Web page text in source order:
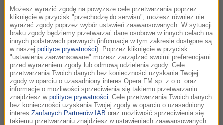
Abel Korzeniowski – jeden z gości specjalnych Wielkiej Gali
Muzyki Filmowej.
posłuchaj
Możesz wyrazić zgodę na powyższe cele przetwarzania poprzez
kliknięcie w przycisk "przechodzę do serwisu", możesz również nie
wyrażać zgody poprzez wybór ustawień zaawansowanych. W sytuacji
braku zgody będziemy przetwarzać dane osobowe w innych celach na
innych podstawach prawnych (informacje w tym zakresie dostępne są
w naszej polityce prywatności). Poprzez kliknięcie w przycisk
"ustawienia zaawansowane" możesz zarządzać swoimi preferencjami
przed wyrażeniem zgody lub odmową udzielenia zgody. Cele
przetwarzania Twoich danych bez konieczności uzyskania Twojej
zgody w oparciu o uzasadniony interes Opera FM sp. z o.o. oraz
informacje o możliwości sprzeciwienia się takiemu przetwarzaniu
znajdziesz w polityce prywatności . Cele przetwarzania Twoich danych
bez konieczności uzyskania Twojej zgody w oparciu o uzasadniony
interes Zaufanych Partnerów IAB oraz możliwość sprzeciwienia się
takiemu przetwarzaniu znajdziesz w ustawieniach zaawansowanych.